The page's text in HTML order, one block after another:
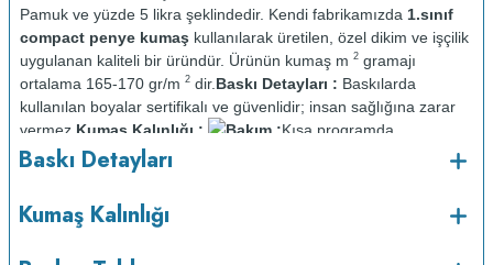
Pamuk ve yüzde 5 likra şeklindedir. Kendi fabrikamızda 1.sınıf
compact penye kumaş kullanılarak üretilen, özel dikim ve işçilik
uygulanan kaliteli bir üründür. Ürünün kumaş m 2 gramajı
ortalama 165-170 gr/m 2 dir. Baskı Detayları : Baskılarda
kullanılan boyalar sertifikalı ve güvenlidir; insan sağlığına zarar
vermez. Kumaş Kalınlığı : Bakım :Kısa programda
maksimum 30 C sıcaklıkta ve tersten yıkanır.
Kurutma makinesinde kurutulmaz. Orta ısıda ve tersten
Baskı Detayları
Kumaş Kalınlığı